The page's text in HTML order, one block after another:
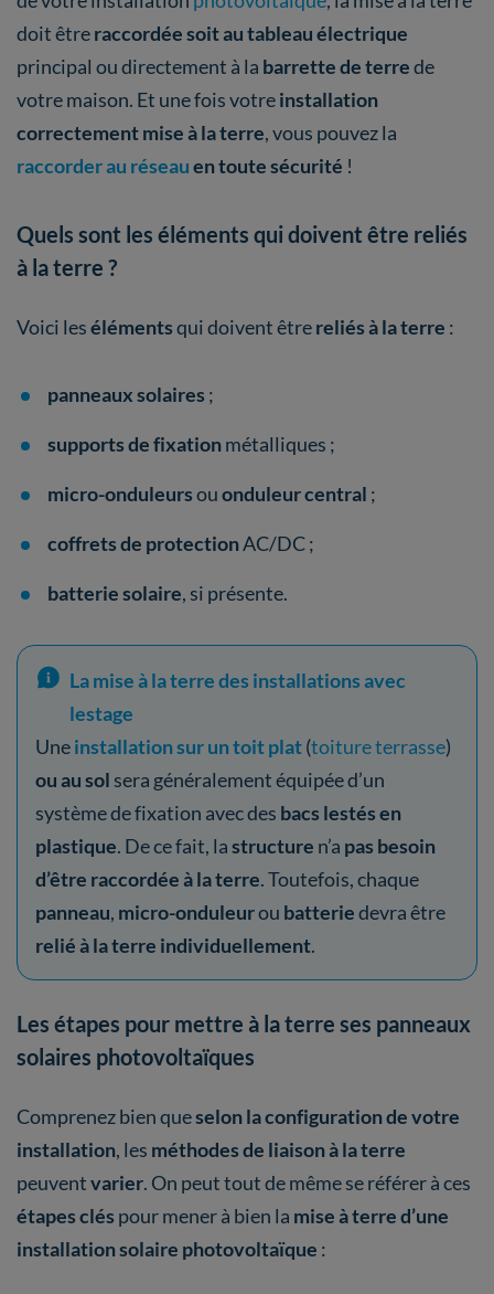
doit êtreraccordée soit au tableau électrique
principal ou directement à la barrette de terrede
votre maison. Et une fois votreinstallation
correctement mise à la terre, vous pouvez la
raccorder au réseauen toute sécurité !
Quels sont les éléments qui doivent être reliés
à la terre ?
Voici lesélémentsqui doivent êtrereliés à la terre :
panneaux solaires ;
supports de fixationmétalliques ;
micro-onduleursouonduleur central ;
coffrets de protectionAC/DC ;
batterie solaire, si présente.
La mise à la terre des installations avec
lestage
Uneinstallation sur un toit plat(toiture terrasse)
ou au sol sera généralement équipée d’un
système de fixation avec des bacs lestés en
plastique. De ce fait, lastructure n’a pas besoin
d’être raccordée à la terre. Toutefois, chaque
panneau, micro-onduleurou batteriedevra être
relié à la terre individuellement.
Les étapes pour mettre à la terre ses panneaux
solaires photovoltaïques
Comprenez bien queselon la configuration de votre
installation, les méthodes de liaison à la terre
peuventvarier. On peut tout de même se référer à ces
étapes clés pour mener à bien la mise à terre d’une
installation solaire photovoltaïque :